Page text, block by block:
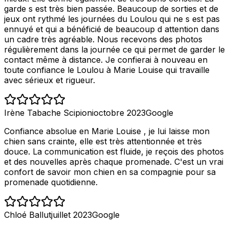
garde s est très bien passée. Beaucoup de sorties et de
jeux ont rythmé les journées du Loulou qui ne s est pas
ennuyé et qui a bénéficié de beaucoup d attention dans
un cadre très agréable. Nous recevons des photos
régulièrement dans la journée ce qui permet de garder le
contact même à distance. Je confierai à nouveau en
toute confiance le Loulou à Marie Louise qui travaille
avec sérieux et rigueur.
Irène Tabache Scipionioctobre 2023Google
Confiance absolue en Marie Louise , je lui laisse mon
chien sans crainte, elle est très attentionnée et très
douce. La communication est fluide, je reçois des photos
et des nouvelles après chaque promenade. C'est un vrai
confort de savoir mon chien en sa compagnie pour sa
promenade quotidienne.
Chloé Ballutjuillet 2023Google